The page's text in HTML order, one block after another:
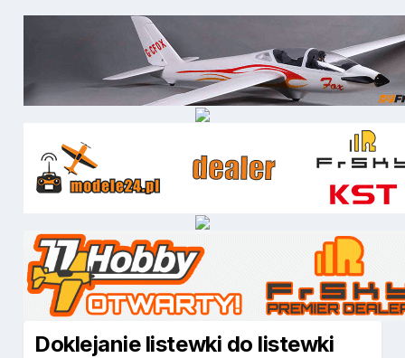
Doklejanie listewki do listewki